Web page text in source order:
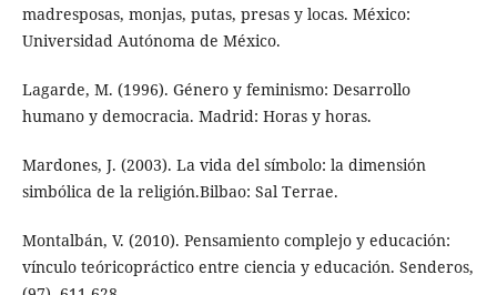
madresposas, monjas, putas, presas y locas. México:
Universidad Autónoma de México.
Lagarde, M. (1996). Género y feminismo: Desarrollo
humano y democracia. Madrid: Horas y horas.
Mardones, J. (2003). La vida del símbolo: la dimensión
simbólica de la religión.Bilbao: Sal Terrae.
Montalbán, V. (2010). Pensamiento complejo y educación:
vínculo teóricopráctico entre ciencia y educación. Senderos,